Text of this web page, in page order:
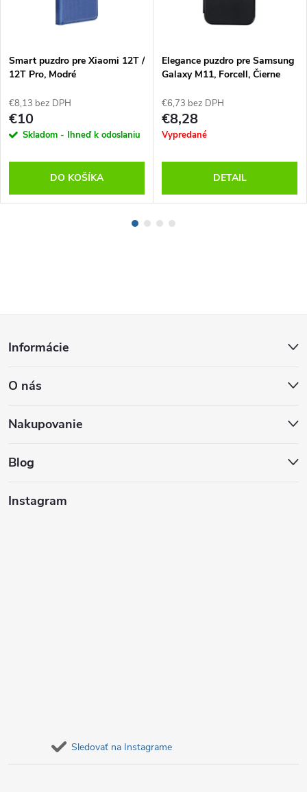
Smart puzdro pre Xiaomi 12T /
12T Pro, Modré
€8,13 bez DPH
€10
Skladom - Ihneď k odoslaniu
DO KOŠÍKA
Elegance puzdro pre Samsung
Galaxy M11, Forcell, Čierne
€6,73 bez DPH
€8,28
Vypredané
DETAIL
p
ä
Informácie
O nás
Nakupovanie
Blog
Instagram
Sledovať na Instagrame